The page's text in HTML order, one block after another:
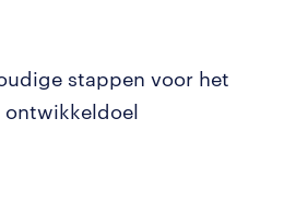
stappen voor het
ontwikkeldoel